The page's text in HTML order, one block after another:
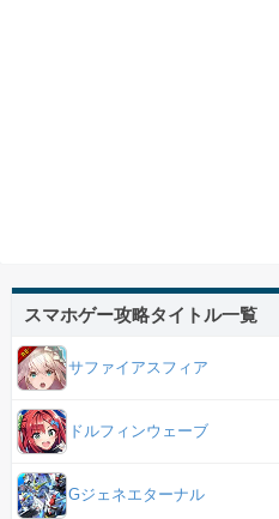
スマホゲー攻略タイトル一覧
サファイアスフィア
ドルフィンウェーブ
Gジェネエターナル